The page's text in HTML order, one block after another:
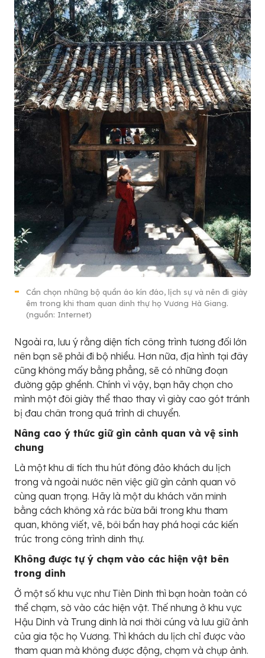
Cần chọn những bộ quần áo kín đáo, lịch sự và nên đi giày
êm trong khi tham quan dinh thự họ Vương Hà Giang.
(nguồn: Internet)
Ngoài ra, lưu ý rằng diện tích công trình tương đối lớn
nên bạn sẽ phải đi bộ nhiều. Hơn nữa, địa hình tại đây
cũng không mấy bằng phẳng, sẽ có những đoạn
đường gập ghềnh. Chính vì vậy, bạn hãy chọn cho
mình một đôi giày thể thao thay vì giày cao gót tránh
bị đau chân trong quá trình di chuyển.
Nâng cao ý thức giữ gìn cảnh quan và vệ sinh
chung
Là một khu di tích thu hút đông đảo khách du lịch
trong và ngoài nước nên việc giữ gìn cảnh quan vô
cùng quan trọng. Hãy là một du khách văn minh
bằng cách không xả rác bừa bãi trong khu tham
quan, không viết, vẽ, bôi bẩn hay phá hoại các kiến
trúc trong công trình dinh thự.
Không được tự ý chạm vào các hiện vật bên
trong dinh
Ở một số khu vực như Tièn Dinh thì bạn hoàn toàn có
thể chạm, sờ vào các hiện vật. Thế nhưng ở khu vực
Hậu Dinh và Trung dinh là nơi thời cúng và lưu giữ ảnh
của gia tộc họ Vương. Thì khách du lịch chỉ được vào
tham quan mà không được động, chạm và chụp ảnh.